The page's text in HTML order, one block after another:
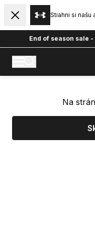
Stiahni si našu
End of season sale
Na